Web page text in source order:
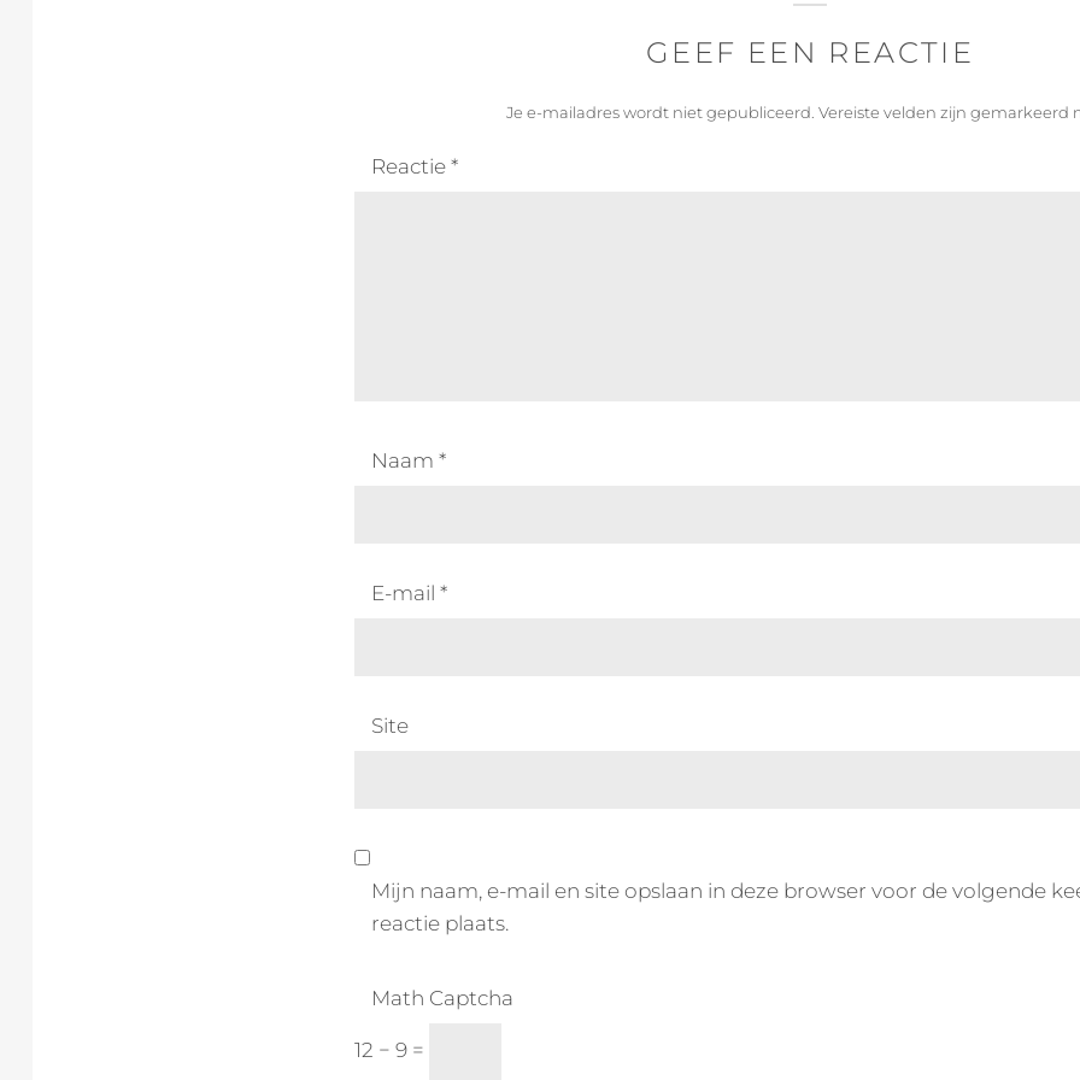
GEEF EEN REACTIE
Je e-mailadres wordt niet gepubliceerd. Vereiste velden zijn gemarkeerd
Reactie *
Naam *
E-mail *
Site
Mijn naam, e-mail en site opslaan in deze browser voor de volgende
reactie plaats.
Math Captcha
12 − 9 =